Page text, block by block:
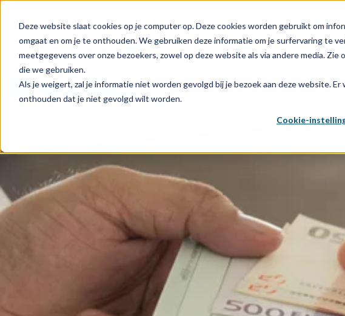
Deze website slaat cookies op je computer op. Deze cookies worden gebruikt om
omgaat en om je te onthouden. We gebruiken deze informatie om je surfervaring te
meetgegevens over onze bezoekers, zowel op deze website als via andere media.
die we gebruiken.
Als je weigert, zal je informatie niet worden gevolgd bij je bezoek aan deze website.
onthouden dat je niet gevolgd wilt worden.
Cookie-